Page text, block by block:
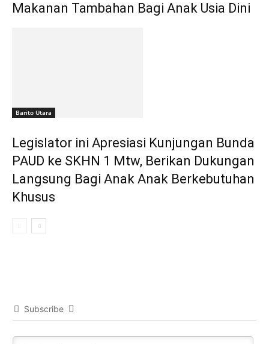
Makanan Tambahan Bagi Anak Usia Dini
Barito Utara
Legislator ini Apresiasi Kunjungan Bunda
PAUD ke SKHN 1 Mtw, Berikan Dukungan
Langsung Bagi Anak Anak Berkebutuhan
Khusus
Subscribe